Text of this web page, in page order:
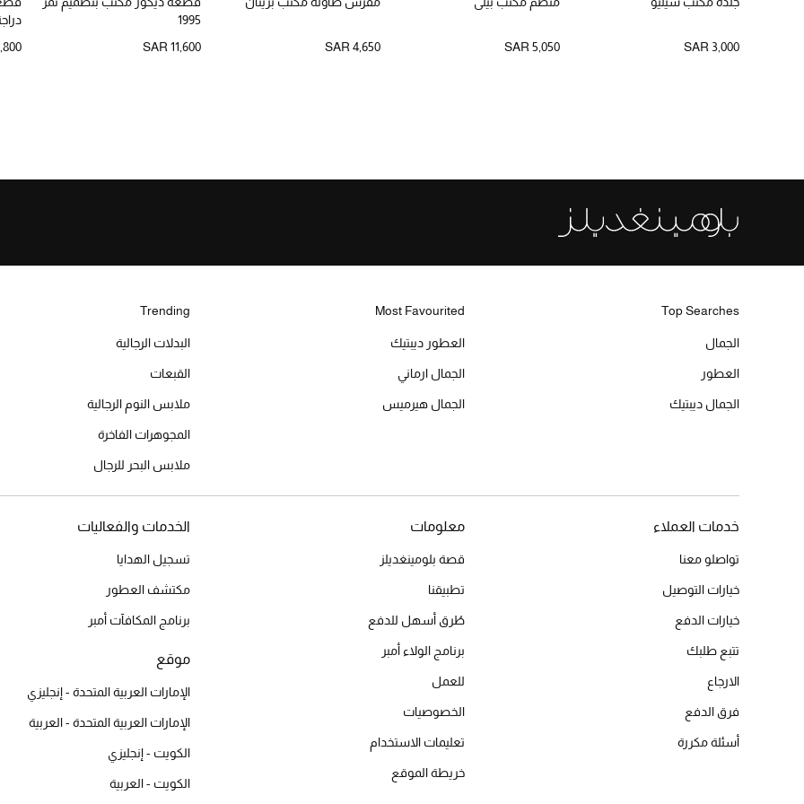
SAR 3,000
SAR 5,050
SAR 4,650
1995
SAR 11,600
Top Searches
الجمال
العطور
الجمال ديبتيك
Most Favourited
العطور ديبتيك
الجمال ارماني
الجمال هيرميس
Trending
البدلات الرجالية
القبعات
ملابس النوم الرجالية
المجوهرات الفاخرة
ملابس البحر للرجال
خدمات العملاء
تواصلو معنا
خيارات التوصيل
خيارات الدفع
تتبع طلبك
الارجاع
فرق الدفع
أسئلة مكررة
معلومات
قصة بلومينغديلز
تطبيقنا
طُرق أسهل للدفع
برنامج الولاء أمبر
للعمل
الخصوصيات
تعليمات الاستخدام
خريطة الموقع
الخدمات والفعاليات
تسجيل الهدايا
مكتشف العطور
برنامج المكافآت أمبر
موقع
الإمارات العربية المتحدة - إنجليزي
الإمارات العربية المتحدة - العربية
الكويت - إنجليزي
الكويت - العربية